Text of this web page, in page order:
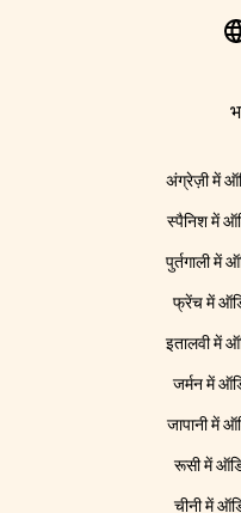
अंग्रेज़ी में
स्पैनिश में
पुर्तगाली में
फ्रेंच में
इतालवी में
जर्मन में
जापानी में
रूसी में
चीनी में